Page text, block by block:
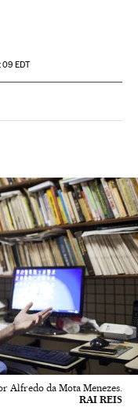
EDT
Alfredo da Mota Menezes.
RAI REIS